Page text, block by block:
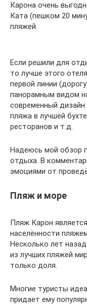
Карона очень
Ката (пешком 20
пляжей.
Если решили для
то лучше этого
первой линии
панорамным видом
современный
пляжа в лучшей
ресторанов и т.д.
Надеюсь мой обзор
отдыха. В
эмоциями от
Пляж и море
Пляж Карон
населённости
Несколько лет
из лучших пляжей
только доля.
Многие туристы
придает ему